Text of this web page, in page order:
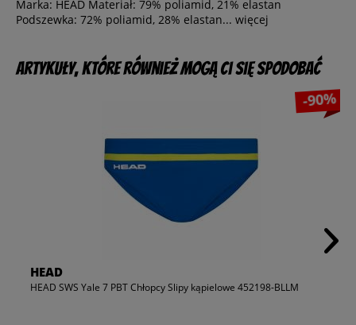
Marka: HEAD Materiał: 79% poliamid, 21% elastan
Podszewka: 72% poliamid, 28% elastan... więcej
Artykuły, które również mogą Ci się spodobać
-90%
HEAD
HEAD SWS Yale 7 PBT Chłopcy Slipy kąpielowe 452198-BLLM